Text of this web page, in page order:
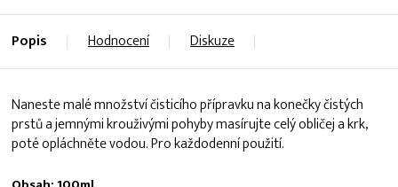
Popis Hodnocení Diskuze
Naneste malé množství čisticího přípravku na konečky čistých
prstů a jemnými krouživými pohyby masírujte celý obličej a krk,
poté opláchněte vodou. Pro každodenní použití.